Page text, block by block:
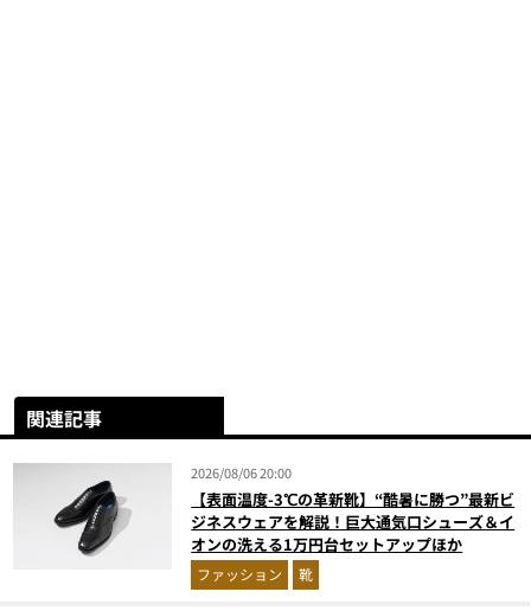
関連記事
2026/08/06 20:00
【表面温度-3℃の革新靴】“酷暑に勝つ”最新ビ
ジネスウェアを解説！巨大通気口シューズ＆イ
オンの洗える1万円台セットアップほか
ファッション 靴